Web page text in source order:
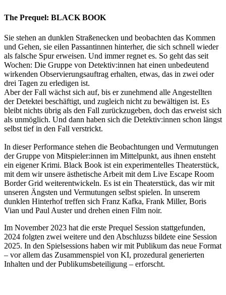
The Prequel: BLACK BOOK
Sie stehen an dunklen Straßenecken und beobachten das Kommen
und Gehen, sie eilen Passantinnen hinterher, die sich schnell wieder
als falsche Spur erweisen. Und immer regnet es. So geht das seit
Wochen: Die Gruppe von Detektiv:innen hat einen unbedeutend
wirkenden Observierungsauftrag erhalten, etwas, das in zwei oder
drei Tagen zu erledigen ist.
Aber der Fall wächst sich auf, bis er zunehmend alle Angestellten
der Detektei beschäftigt, und zugleich nicht zu bewältigen ist. Es
bleibt nichts übrig als den Fall zurückzugeben, doch das erweist sich
als unmöglich. Und dann haben sich die Detektiv:innen schon längst
selbst tief in den Fall verstrickt.
In dieser Performance stehen die Beobachtungen und Vermutungen
der Gruppe von Mitspieler:innen im Mittelpunkt, aus ihnen ensteht
ein eigener Krimi. Black Book ist ein experimentelles Theaterstück,
mit dem wir unsere ästhetische Arbeit mit dem Live Escape Room
Border Grid weiterentwickeln. Es ist ein Theaterstück, das wir mit
unseren Ängsten und Vermutungen selbst spielen. In unserem
dunklen Hinterhof treffen sich Franz Kafka, Frank Miller, Boris
Vian und Paul Auster und drehen einen Film noir.
Im November 2023 hat die erste Prequel Session stattgefunden,
2024 folgten zwei weitere und den Abschluzss bildete eine Session
2025. In den Spielsessions haben wir mit Publikum das neue Format
– vor allem das Zusammenspiel von KI, prozedural generierten
Inhalten und der Publikumsbeteiligung – erforscht.